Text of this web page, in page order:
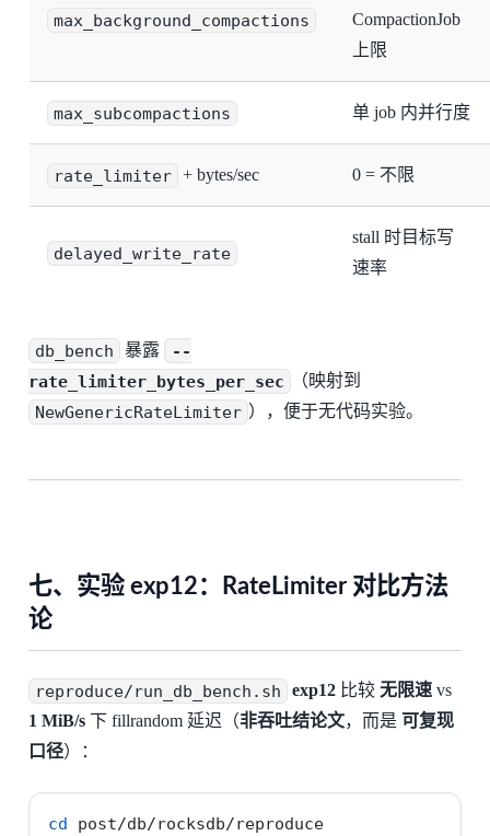
max_background_compactions
CompactionJob
上限
max_subcompactions 单 job 内并行度
rate_limiter + bytes/sec 0 = 不限
delayed_write_rate
stall 时目标写
速率
db_bench 暴露
--
rate_limiter_bytes_per_sec
（映射到
NewGenericRateLimiter ），便于无代码实验。
七、实验 exp12：RateLimiter 对比方法
论
reproduce/run_db_bench.sh exp12 比较无限速 vs
1 MiB/s下 fillrandom 延迟（非吞吐结论文，而是 可复现
口径）：
cd post/db/rocksdb/reproduce